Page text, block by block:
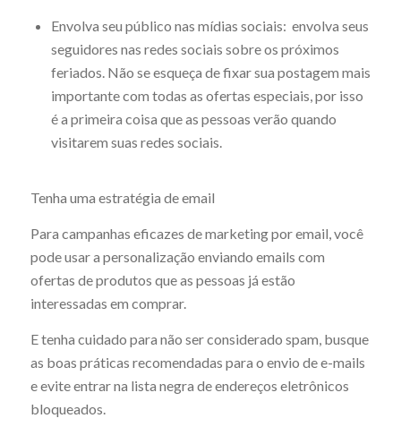
Envolva seu público nas mídias sociais: envolva seus
seguidores nas redes sociais sobre os próximos
feriados. Não se esqueça de fixar sua postagem mais
importante com todas as ofertas especiais, por isso
é a primeira coisa que as pessoas verão quando
visitarem suas redes sociais.
Tenha uma estratégia de email
Para campanhas eficazes de marketing por email, você
pode usar a personalização enviando emails com
ofertas de produtos que as pessoas já estão
interessadas em comprar.
E tenha cuidado para não ser considerado spam, busque
as boas práticas recomendadas para o envio de e-mails
e evite entrar na lista negra de endereços eletrônicos
bloqueados.